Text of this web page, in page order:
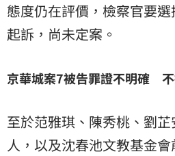
態度仍在評價，檢察官要
起訴，尚未定案。
京華城案7被告罪證不明確
至於范雅琪、陳秀桃、劉
人，以及沈春池文教基金